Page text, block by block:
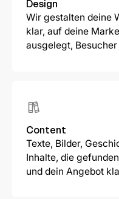
Design
Wir gestalten deine
klar, auf deine
ausgelegt,
Content
Texte, Bilder,
Inhalte, die
und dein Angebot